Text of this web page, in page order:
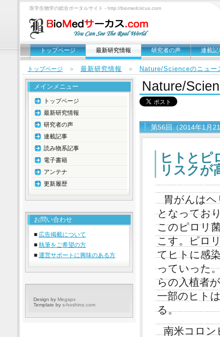
医学生物学の総合ポータルサイト - http://biomedcircus.com
トップページ 最新研究情報 研究者の声 連載記
トップページ ＞ 最新研究情報 ＞ Nature/Scienceのニュー
Nature/
第56回（2014年1月
ヒトとピ
リスクが
胃がんは
となってお
このピロリ
こす。ピロ
てヒトに感
っていった
らの入植者
一部のヒト
る。
南米コロン
メインメニュー
トップページ
最新研究情報
研究者の声
連載記事
読み物系記事
電子書籍
アンテナ
更新履歴
お問い合わせ
■ 広告掲載について
■ 執筆をご希望の方
■ 運営サポートに興味のある方
Design by Megapx
Template by s-hoshino.com